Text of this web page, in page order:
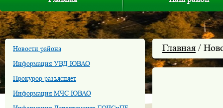
Новости района
Информация УВД ЮВАО
Прокурор разъясняет
Информация МЧС ЮВАО
Главная /